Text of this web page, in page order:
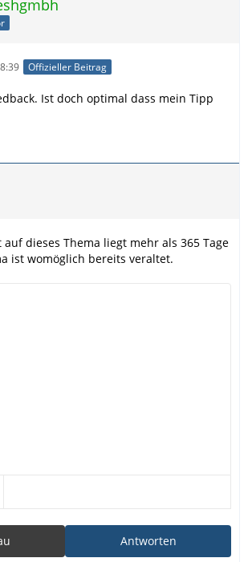
Offizieller Beitrag
Ist doch optimal dass mein Tipp
dieses Thema liegt mehr als 365 Tage
ist womöglich bereits veraltet.
Antworten